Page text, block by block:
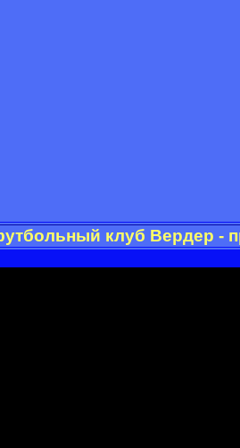
клуб Вердер -